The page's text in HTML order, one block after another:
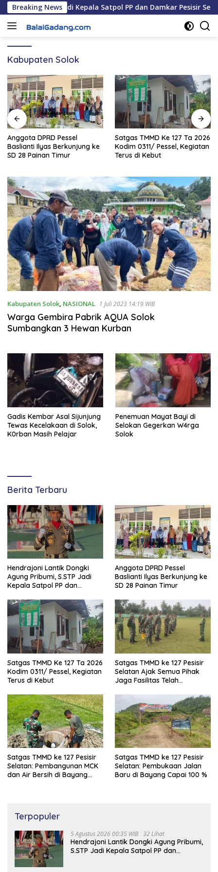
Langsung
ke
konten
Breaking News
S.STP Jadi Kepala Satpol PP dan Damkar Pesisir Selatan
Kabupaten Solok
Anggota DPRD Pessel
Baslianti Ilyas Berkunjung ke
SD 28 Painan Timur
Satgas TMMD Ke 127 Ta 2026
Kodim 0311/ Pessel, Kegiatan
Terus di Kebut
Kabupaten Solok, NASIONAL 1 Juli 2023 14:19 WIB
Warga Gembira Pabrik AQUA Solok
Sumbangkan 3 Hewan Kurban
Gadis Kembar Asal Sijunjung
Tewas Kecelakaan di Solok,
K0rban Masih Pelajar
Penemuan Mayat Bayi di
Selokan Gegerkan W4rga
Solok
Berita Terbaru
Hendrajoni Lantik Dongki
Agung Pribumi, S.STP Jadi
Kepala Satpol PP dan
Anggota DPRD Pessel
Baslianti Ilyas Berkunjung ke
SD 28 Painan Timur
Satgas TMMD Ke 127 Ta 2026
Kodim 0311/ Pessel, Kegiatan
Terus di Kebut
Satgas TMMD ke 127 Pesisir
Selatan Ajak Semua Pihak
Jaga Fasilitas Telah
Satgas TMMD ke 127 Pesisir
Selatan: Pembangunan MCK
dan Air Bersih di Bayang
Satgas TMMD ke 127 Pesisir
Selatan: Pembukaan Jalan
Baru di Bayang Capai 100 %
Terpopuler
5 Agustus 2026 00:35 WIB 32 Lihat
Hendrajoni Lantik Dongki Agung Pribumi,
S.STP Jadi Kepala Satpol PP dan